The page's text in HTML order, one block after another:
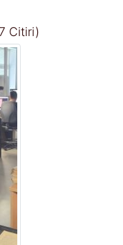
Citiri)